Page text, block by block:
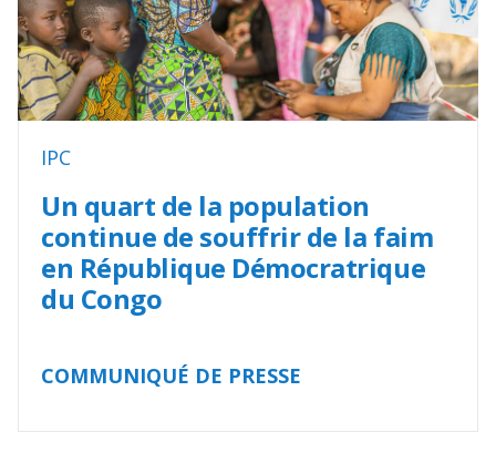
IPC
Un quart de la population
continue de souffrir de la faim
en République Démocratrique
du Congo
COMMUNIQUÉ DE PRESSE